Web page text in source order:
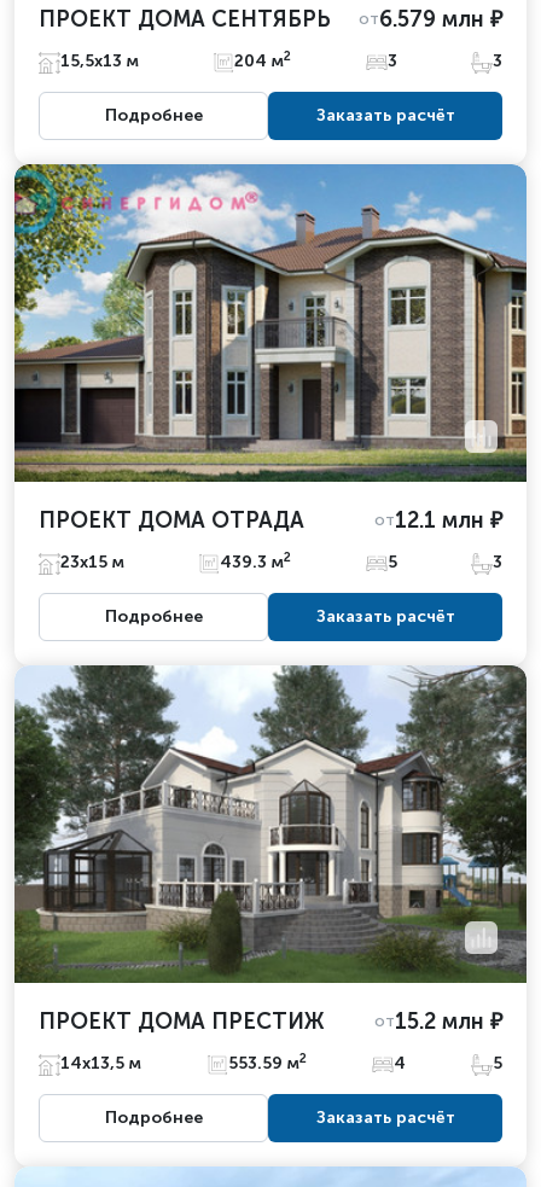
ПРОЕКТ ДОМА СЕНТЯБРЬ от6.579 млн ₽
15,5х13 м 204 м2 3 3
Подробнее Заказать расчёт
ПРОЕКТ ДОМА ОТРАДА от12.1 млн ₽
23х15 м 439.3 м2 5 3
Подробнее Заказать расчёт
ПРОЕКТ ДОМА ПРЕСТИЖ от15.2 млн ₽
14x13,5 м 553.59 м2 4 5
Подробнее Заказать расчёт